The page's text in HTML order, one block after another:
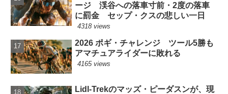
ージ 渓谷への落車寸前・2度の落車
に罰金 セップ・クスの悲しい一日
4318 views
2026 ポギ・チャレンジ ツール5勝も
アマチュアライダーに敗れる
4165 views
Lidl-Trekのマッズ・ピーダスンが、現